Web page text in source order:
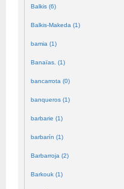
Balkis (6)
Balkis-Makeda (1)
bamia (1)
Banaïas. (1)
bancarrota (0)
banqueros (1)
barbarie (1)
barbarín (1)
Barbarroja (2)
Barkouk (1)